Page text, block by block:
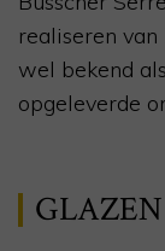
realiseren van
wel bekend
opgeleverde